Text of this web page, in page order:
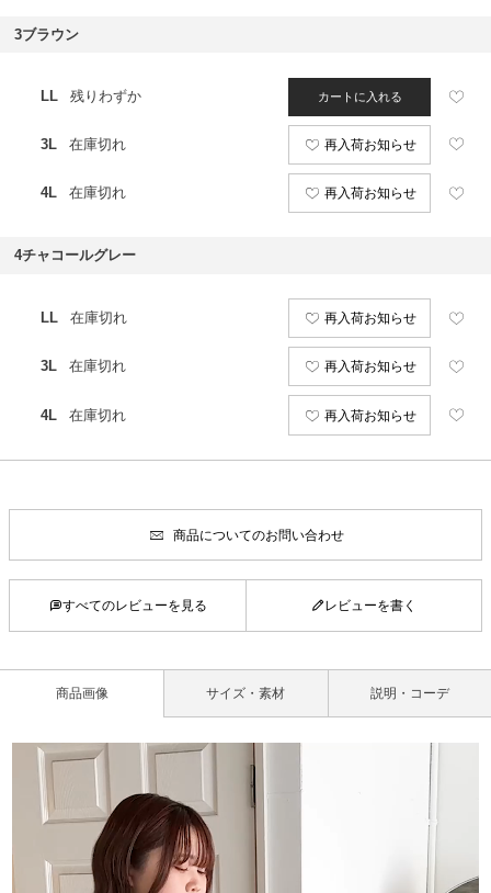
3ブラウン
LL 残りわずか カートに入れる
3L 在庫切れ 再入荷お知らせ
4L 在庫切れ 再入荷お知らせ
4チャコールグレー
LL 在庫切れ 再入荷お知らせ
3L 在庫切れ 再入荷お知らせ
4L 在庫切れ 再入荷お知らせ
商品についてのお問い合わせ
すべてのレビューを見る レビューを書く
商品画像 サイズ・素材 説明・コーデ